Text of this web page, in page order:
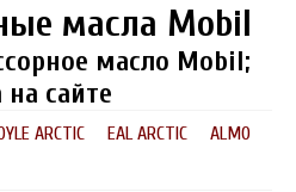
масла Mobil
масло Mobil;
на сайте
ARCTIC EAL ARCTIC
ALMO